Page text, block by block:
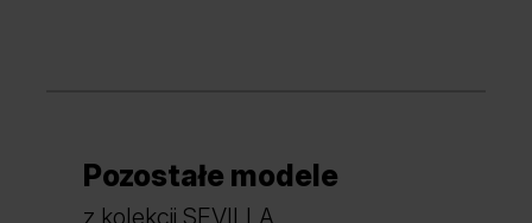
Pozostałe modele
z kolekcji SEVILLA